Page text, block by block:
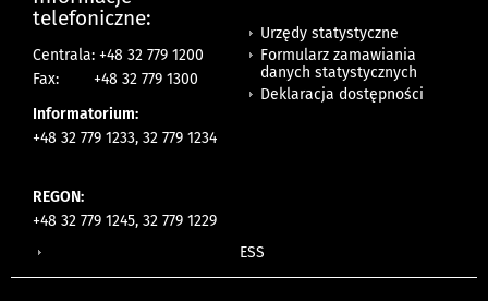
telefoniczne:
Centrala: +48 32 779 1200
Fax:
+48 32 779 1300
Informatorium:
+48 32 779 1233, 32 779 1234
REGON:
+48 32 779 1245, 32 779 1229
Urzędy statystyczne
Formularz zamawiania
danych statystycznych
Deklaracja dostępności
ESS